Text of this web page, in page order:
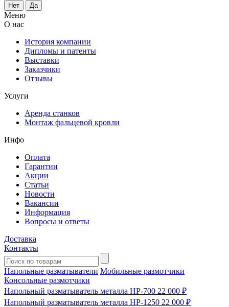
Нет Да
Меню
О нас
История компании
Дипломы и патенты
Выставки
Заказчики
Отзывы
Услуги
Аренда станков
Монтаж фальцевой кровли
Инфо
Оплата
Гарантии
Акции
Статьи
Новости
Вакансии
Информация
Вопросы и ответы
Доставка
Контакты
Напольные разматыватели Мобильные размотчики
Консольные размотчики
Напольный разматыватель металла HP-700 22 000 ₽
Напольный разматыватель металла HP-1250 22 000 ₽